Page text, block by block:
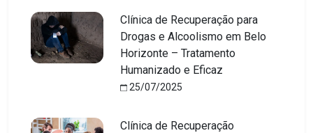
Clínica de Recuperação para
Drogas e Alcoolismo em Belo
Horizonte – Tratamento
Humanizado e Eficaz
25/07/2025
Clínica de Recuperação